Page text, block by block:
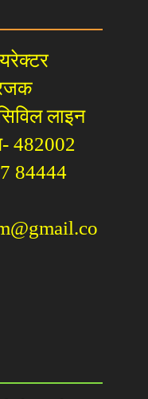
लाइन
482002
84444